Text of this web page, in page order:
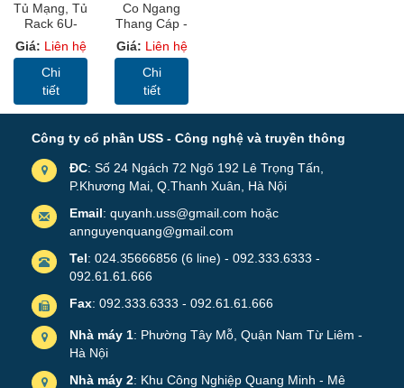
Tủ Mạng, Tủ
Rack 6U-
D400 – USS
Rack Màu
Ghi Có Bánh
Xe Để Sàn
Giá: Liên hệ
Chi
tiết
Co Ngang
Thang Cáp -
Thang Cáp
Sơn Tĩnh
Điện, Cable
Ladder (TC)
Giá: Liên hệ
Chi
tiết
Công ty cổ phần USS - Công nghệ và truyền thông
ĐC: Số 24 Ngách 72 Ngõ 192 Lê Trọng Tấn,
P.Khương Mai, Q.Thanh Xuân, Hà Nội
Email: quyanh.uss@gmail.com hoặc
annguyenquang@gmail.com
Tel: 024.35666856 (6 line) - 092.333.6333 -
092.61.61.666
Fax: 092.333.6333 - 092.61.61.666
Nhà máy 1: Phường Tây Mỗ, Quận Nam Từ Liêm -
Hà Nội
Nhà máy 2: Khu Công Nghiệp Quang Minh - Mê